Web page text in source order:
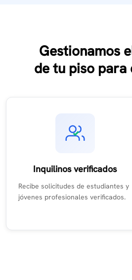
Gestionamos
de tu piso
Inquilinos verificados
Recibe solicitudes de estudiantes y
jóvenes profesionales verificados.